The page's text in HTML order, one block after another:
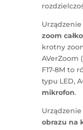
zoom
krotny
AVerZoom
F17-8M to
typu LED,
mikrofon.
obrazu na